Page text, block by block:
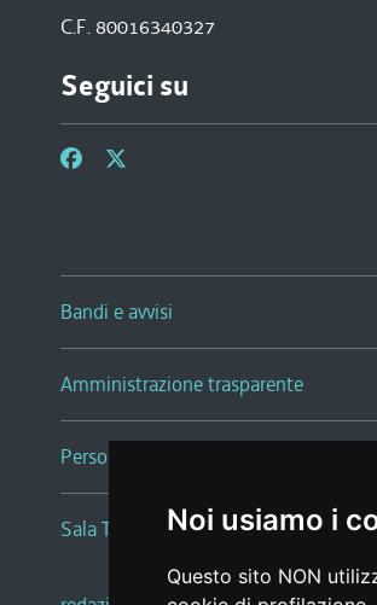
Noi usiamo i
Questo sito NON
C.F. 80016340327
Seguici su
Bandi e avvisi
Amministrazione trasparente
Persone e Uffici
Sala Tiziano Tessitori